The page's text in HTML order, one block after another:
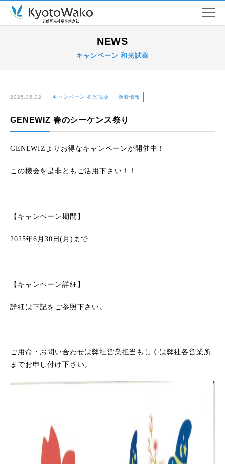
取扱品目
SDGs
営業拠点
NEWS
キャンペーン 和光試薬
2025.05.02 キャンペーン 和光試薬 新着情報
GENEWIZ 春のシーケンス祭り
GENEWIZよりお得なキャンペーンが開催中！
この機会を是非ともご活用下さい！！
【キャンペーン期間】
2025年6月30日(月)まで
【キャンペーン詳細】
詳細は下記をご参照下さい。
ご用命・お問い合わせは弊社営業担当もしくは弊社各営業所
までお申し付け下さい。